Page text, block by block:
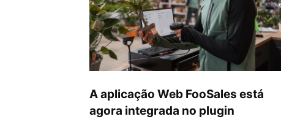
A aplicação Web FooSales está
agora integrada no plugin
está
agora
integrada
no
plugin
FooSales